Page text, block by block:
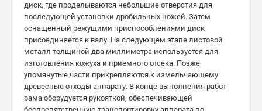
диск, где проделываются небольшие отверстия для
последующей установки дробильных ножей. Затем
оснащенный режущими приспособлениями диск
присоединяется к валу. На следующем этапе листовой
металл толщиной два миллиметра используется для
изготовления кожуха и приемного отсека. Позже
упомянутые части прикрепляются к измельчающему
древесные отходы аппарату. В конце выполнения работ
рама оборудуется рукояткой, обеспечивающей